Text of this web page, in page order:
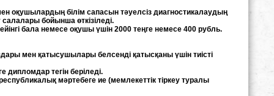
оқушылардың білім сапасын тәуелсіз диагностикалаудың
бойынша өткізіледі.
бала немесе оқушы үшін 2000 теңге немесе 400 рубль.
мен қатысушылары белсенді қатысқаны үшін тиісті
тегін беріледі.
мәртебеге ие (мемлекеттік тіркеу туралы